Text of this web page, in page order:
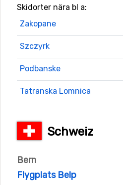
Skidorter nära bl a:
Zakopane
Szczyrk
Podbanske
Tatranska Lomnica
Schweiz
Bern
Flygplats Belp